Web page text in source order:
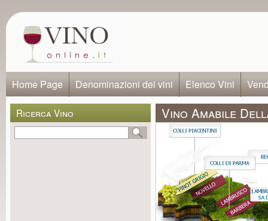
Home Page Denominazioni dei vini Elenco Vini
Ricerca Vino Vino Amabile